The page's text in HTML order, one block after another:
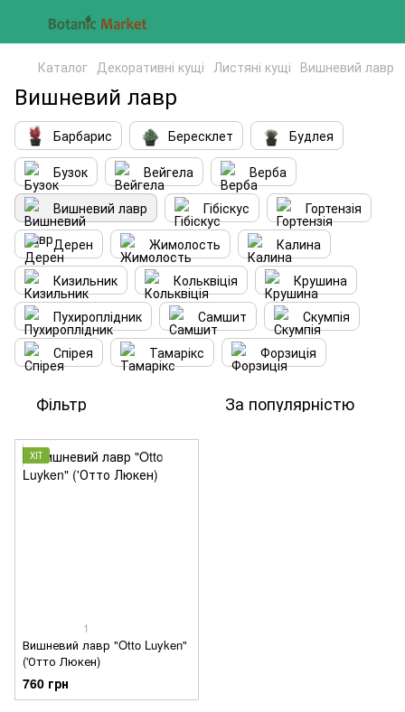
Каталог Декоративні кущі Листяні кущі Вишневий лавр
Вишневий лавр
Барбарис Бересклет
Будлея
Бузок
Вейгела
Верба
Вишневий лавр
Гібіскус
Гортензія
Дерен
Жимолость
Калина
Кизильник
Кольквіція
Крушина
Пухироплідник
Самшит
Скумпія
Спірея
Тамарікс Форзиція
Фільтр За популярністю
ХІТ
1
Вишневий лавр "Otto Luyken"
('Отто Люкен)
760 грн